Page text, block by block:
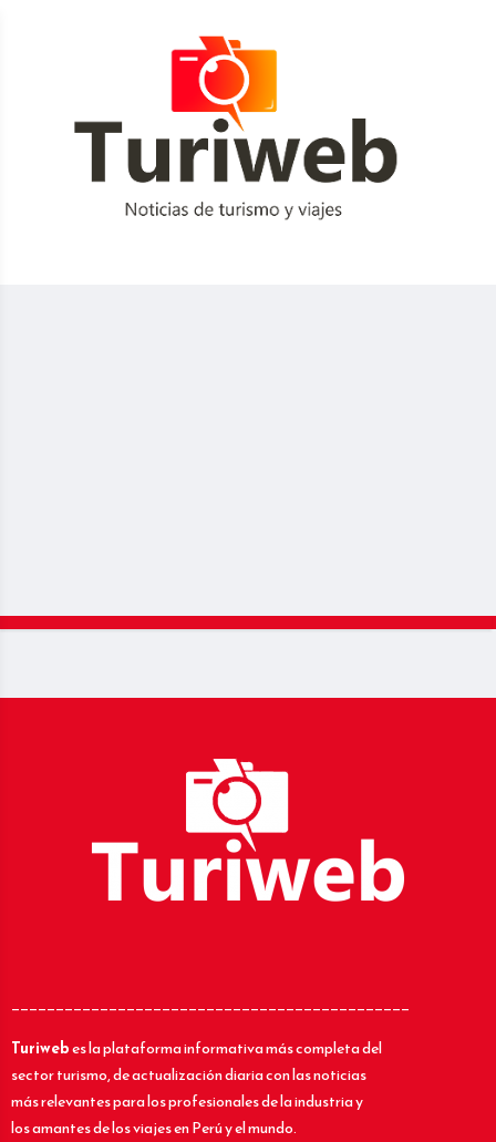
_____________________________________________
Turiwebes la plataforma informativa más completa del
sector turismo, de actualización diaria con las noticias
más relevantes para los profesionales de la industria y
los amantes de los viajes en Perú y el mundo.